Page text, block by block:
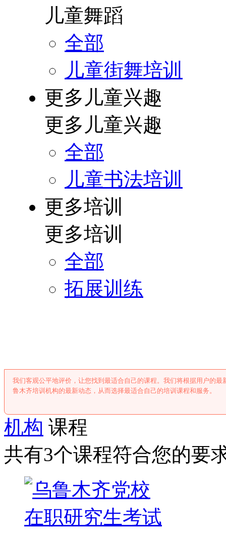
儿童舞蹈
全部
儿童街舞培训
更多儿童兴趣
更多儿童兴趣
全部
儿童书法培训
更多培训
更多培训
全部
拓展训练
我们客观公平地评价，让您找到最适合自己的课程。我们将根据用户的
鲁木齐培训机构的最新动态，从而选择最适合自己的培训课程和服务。
机构 课程
共有3个课程符合您的要